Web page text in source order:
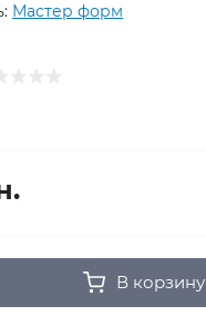
Мастер форм
В корзину